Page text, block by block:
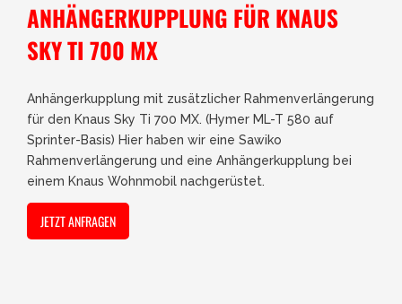
ANHÄNGERKUPPLUNG FÜR KNAUS
SKY TI 700 MX
Anhängerkupplung mit zusätzlicher Rahmenverlängerung
für den Knaus Sky Ti 700 MX. (Hymer ML-T 580 auf
Sprinter-Basis) Hier haben wir eine Sawiko
Rahmenverlängerung und eine Anhängerkupplung bei
einem Knaus Wohnmobil nachgerüstet.
JETZT ANFRAGEN